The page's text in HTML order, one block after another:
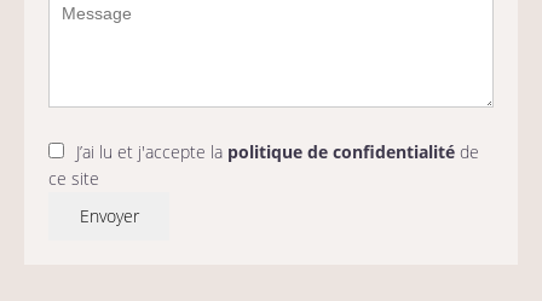
J’ai lu et j'accepte la politique de confidentialité de
ce site
Envoyer